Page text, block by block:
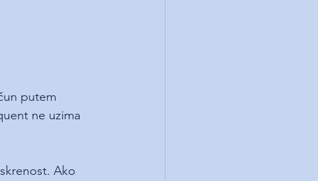
putem
ne uzima
Ako